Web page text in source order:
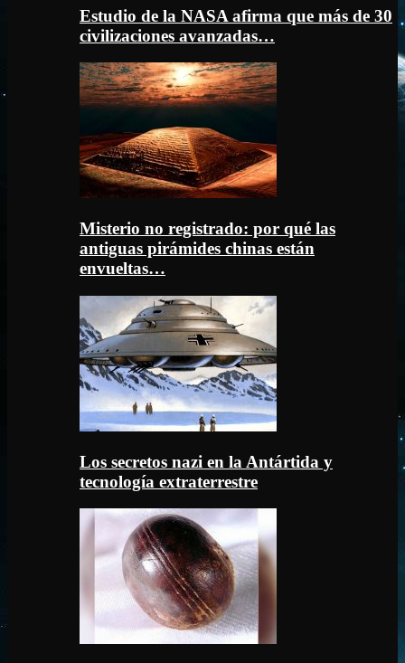
Estudio de la NASA afirma que más de 30
civilizaciones avanzadas…
Misterio no registrado: por qué las
antiguas pirámides chinas están
envueltas…
Los secretos nazi en la Antártida y
tecnología extraterrestre